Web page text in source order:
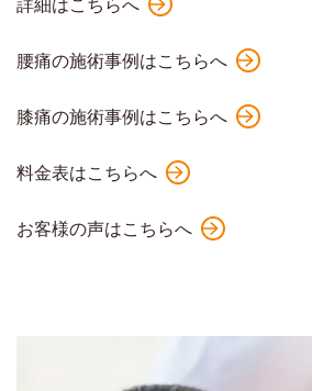
腰痛の施術事例はこちらへ
膝痛の施術事例はこちらへ
料金表はこちらへ
お客様の声はこちらへ